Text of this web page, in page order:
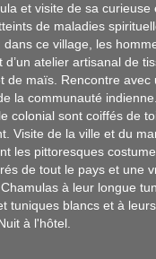
et visite de sa
de maladies
ce village, les
atelier artisanal de
maïs. Rencontre
la communauté
colonial sont coiffés de
Visite de la ville et du
les pittoresques
de tout le pays et une
à leur longue
tuniques blancs et à
à l'hôtel.